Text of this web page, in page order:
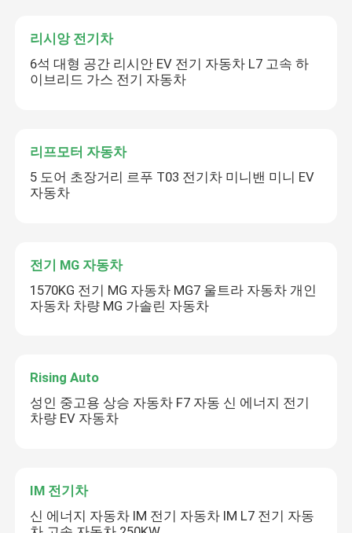
리시앙 전기차
6석 대형 공간 리시안 EV 전기 자동차 L7 고속 하
이브리드 가스 전기 자동차
리프모터 자동차
5 도어 초장거리 르푸 T03 전기차 미니밴 미니 EV
자동차
전기 MG 자동차
1570KG 전기 MG 자동차 MG7 울트라 자동차 개인
자동차 차량 MG 가솔린 자동차
Rising Auto
성인 중고용 상승 자동차 F7 자동 신 에너지 전기
차량 EV 자동차
IM 전기차
신 에너지 자동차 IM 전기 자동차 IM L7 전기 자동